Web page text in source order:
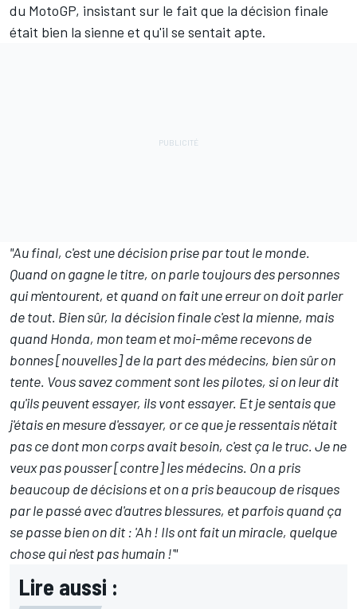
du MotoGP, insistant sur le fait que la décision finale
était bien la sienne et qu'il se sentait apte.
"Au final, c'est une décision prise par tout le monde.
Quand on gagne le titre, on parle toujours des personnes
qui m'entourent, et quand on fait une erreur on doit parler
de tout. Bien sûr, la décision finale c'est la mienne, mais
quand Honda, mon team et moi-même recevons de
bonnes [nouvelles] de la part des médecins, bien sûr on
tente. Vous savez comment sont les pilotes, si on leur dit
qu'ils peuvent essayer, ils vont essayer. Et je sentais que
j'étais en mesure d'essayer, or ce que je ressentais n'était
pas ce dont mon corps avait besoin, c'est ça le truc. Je ne
veux pas pousser [contre] les médecins. On a pris
beaucoup de décisions et on a pris beaucoup de risques
par le passé avec d'autres blessures, et parfois quand ça
se passe bien on dit : 'Ah ! Ils ont fait un miracle, quelque
chose qui n'est pas humain !'"
Lire aussi :